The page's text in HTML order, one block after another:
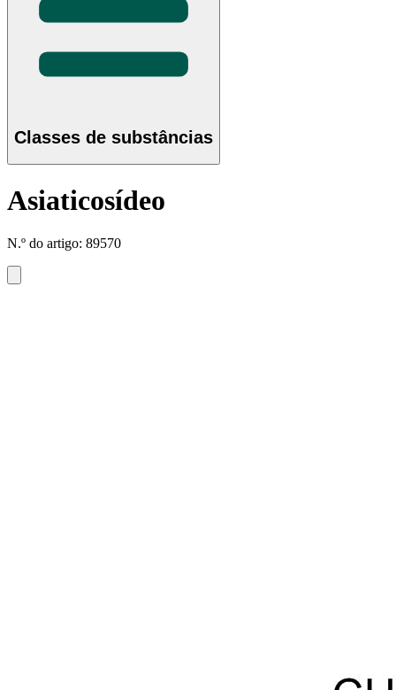
Classes de substâncias
Asiaticosídeo
N.º do artigo: 89570